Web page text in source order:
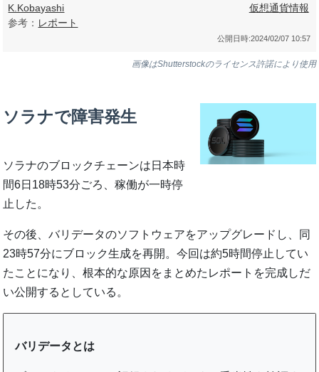
K.Kobayashi
参考： レポート
仮想通貨情報
公開日時:2024/02/07 10:57
画像はShutterstockのライセンス許諾により使用
ソラナで障害発生
ソラナのブロックチェーンは日本時
間6日18時53分ごろ、稼働が一時停
止した。
その後、バリデータのソフトウェアをアップグレードし、同
23時57分にブロック生成を再開。今回は約5時間停止してい
たことになり、根本的な原因をまとめたレポートを完成しだ
い公開するとしている。
バリデータとは